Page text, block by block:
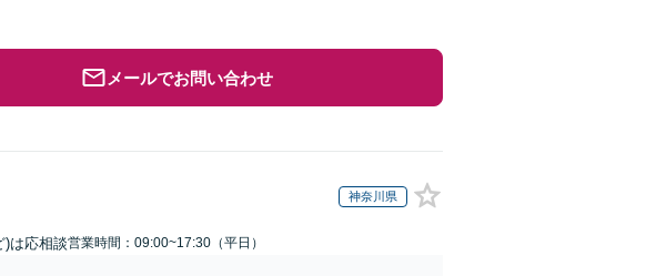
メールでお問い合わせ
神奈川県
)は応相談営業時間：09:00~17:30（平日）